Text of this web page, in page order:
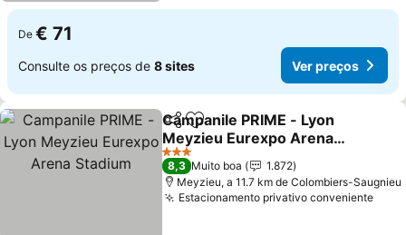
De € 71
Consulte os preços de 8 sites Ver preços
PartilharAdicionar aos favoritos
Campanile PRIME - Lyon
Meyzieu Eurexpo Arena
Stadium
3 Estrelas
8,3 Muito boa
1.872
Meyzieu, a 11.7 km de Colombiers-Saugnieu
Estacionamento privativo conveniente